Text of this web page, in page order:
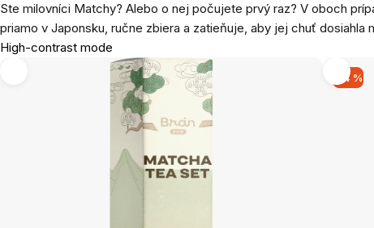
Ste milovníci Matchy? Alebo o nej počujete prvý raz? V oboch
priamo v Japonsku, ručne zbiera a zatieňuje, aby jej chuť dosiahla
High-contrast mode
-14 %